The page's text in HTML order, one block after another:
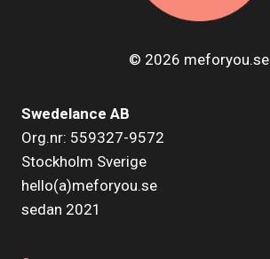
© 2026 meforyou.se
Swedelance AB
Org.nr: 559327-9572
Stockholm Sverige
hello(a)meforyou.se
sedan 2021